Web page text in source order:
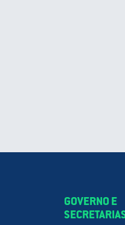
GOVERNO E